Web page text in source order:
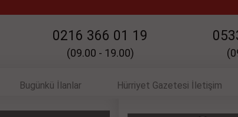
0216 366 01 19
(09.00 - 19.00)
Bugünkü İlanlar Hürriyet Gazetesi İletişim